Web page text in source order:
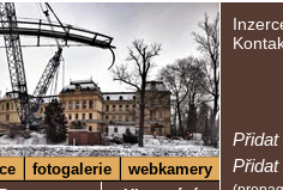
Přidat
Přidat
fotogalerie
webkamery